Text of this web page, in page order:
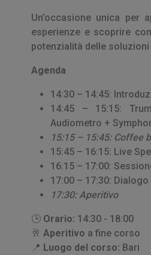
Un’occasione unica per
esperienze e scoprire
potenzialità delle soluzioni
Agenda
14:30 – 14:45:
14:45 – 15:15:
Audiometro +
15:15 – 15:45: Coffee
15:45 – 16:15: Live
16:15 – 17:00:
17:00 – 17:30:
17:30: Aperitivo
🕒 Orario: 14:30 - 18:00
🥂 Aperitivo a fine corso
📍 Luogo del corso: Bari